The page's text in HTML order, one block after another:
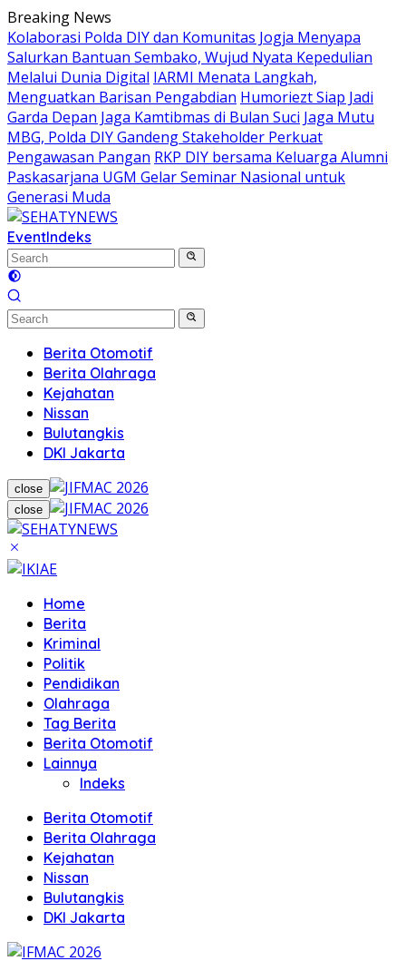
Skip
to
content
Breaking News
Kolaborasi Polda DIY dan Komunitas Jogja Menyapa
Salurkan Bantuan Sembako, Wujud Nyata Kepedulian
Melalui Dunia Digital IARMI Menata Langkah,
Menguatkan Barisan Pengabdian Humoriezt Siap Jadi
Garda Depan Jaga Kamtibmas di Bulan Suci Jaga Mutu
MBG, Polda DIY Gandeng Stakeholder Perkuat
Pengawasan Pangan RKP DIY bersama Keluarga Alumni
Paskasarjana UGM Gelar Seminar Nasional untuk
Generasi Muda
EventIndeks
Berita Otomotif
Berita Olahraga
Kejahatan
Nissan
Bulutangkis
DKI Jakarta
close
close
Home
Berita
Kriminal
Politik
Pendidikan
Olahraga
Tag Berita
Berita Otomotif
Lainnya
Indeks
Berita Otomotif
Berita Olahraga
Kejahatan
Nissan
Bulutangkis
DKI Jakarta